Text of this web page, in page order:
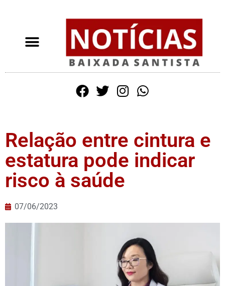
Relação entre cintura e
estatura pode indicar
risco à saúde
07/06/2023